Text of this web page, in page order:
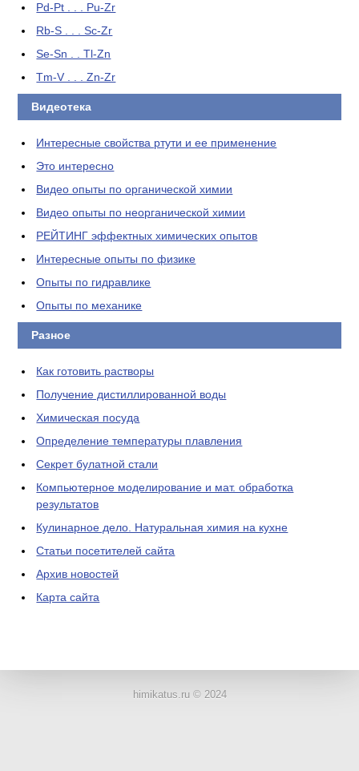
Pd-Pt . . . Pu-Zr
Rb-S . . . Sc-Zr
Se-Sn . . Tl-Zn
Tm-V . . . Zn-Zr
Видеотека
Интересные свойства ртути и ее применение
Это интересно
Видео опыты по органической химии
Видео опыты по неорганической химии
РЕЙТИНГ эффектных химических опытов
Интересные опыты по физике
Опыты по гидравлике
Опыты по механике
Разное
Как готовить растворы
Получение дистиллированной воды
Химическая посуда
Определение температуры плавления
Секрет булатной стали
Компьютерное моделирование и мат. обработка
результатов
Кулинарное дело. Натуральная химия на кухне
Статьи посетителей сайта
Архив новостей
Карта сайта
himikatus.ru © 2024